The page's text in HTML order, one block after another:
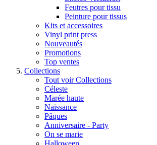
Feutres pour tissu
Peinture pour tissus
Kits et accessoires
Vinyl print press
Nouveautés
Promotions
Top ventes
Collections
Tout voir Collections
Céleste
Marée haute
Naissance
Pâques
Anniversaire - Party
On se marie
Halloween